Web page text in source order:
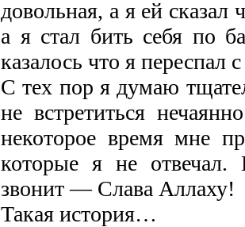
довольная, а я ей
а я стал бить себя
казалось что я переспал
С тех пор я думаю
не встретиться
некоторое время мне
которые я не
звонит — Слава Аллаху!
Такая история…